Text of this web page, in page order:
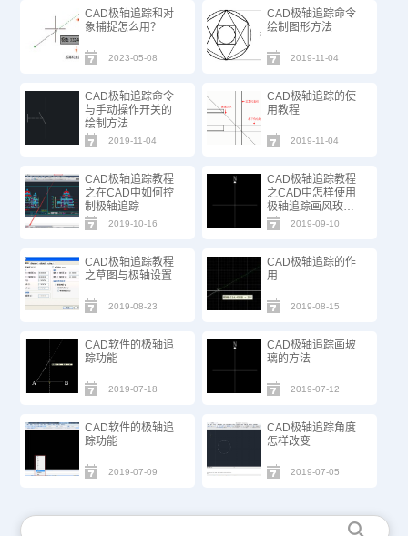
CAD极轴追踪和对
象捕捉怎么用？
2023-05-08
CAD极轴追踪命令
绘制图形方法
2019-11-04
CAD极轴追踪命令
与手动操作开关的
绘制方法
2019-11-04
CAD极轴追踪的使
用教程
2019-11-04
CAD极轴追踪教程
之在CAD中如何控
制极轴追踪
2019-10-16
CAD极轴追踪教程
之CAD中怎样使用
极轴追踪画风玫瑰
图
2019-09-10
CAD极轴追踪教程
之草图与极轴设置
2019-08-23
CAD极轴追踪的作
用
2019-08-15
CAD软件的极轴追
踪功能
2019-07-18
CAD极轴追踪画玻
璃的方法
2019-07-12
CAD软件的极轴追
踪功能
2019-07-09
CAD极轴追踪角度
怎样改变
2019-07-05